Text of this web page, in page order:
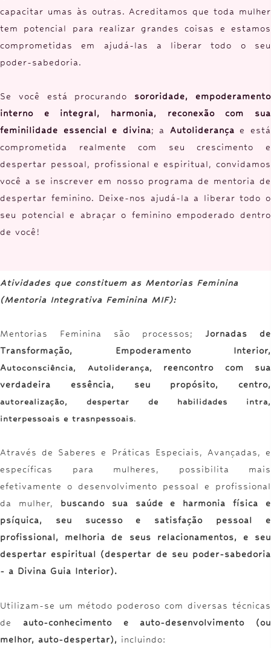
capacitar umas às outras. Acreditamos que toda mulher
tem potencial para realizar grandes coisas e estamos
comprometidas em ajudá-las a liberar todo o seu
poder-sabedoria.
Se você está procurando sororidade, empoderamento
interno e integral, harmonia, reconexão com sua
feminilidade essencial e divina; a Autoliderança e está
comprometida realmente com seu crescimento e
despertar pessoal, profissional e espiritual, convidamos
você a se inscrever em nosso programa de mentoria de
despertar feminino. Deixe-nos ajudá-la a liberar todo o
seu potencial e abraçar o feminino empoderado dentro
de você!
Atividades que constituem as Mentorias Feminina
(Mentoria Integrativa Feminina MIF):
Mentorias Feminina são processos; Jornadas de
Transformação, Empoderamento Interior,
Autoconsciência, Autoliderança, reencontro com sua
verdadeira essência, seu propósito, centro,
autorealização, despertar de habilidades intra,
interpessoais e trasnpessoais.
Através de Saberes e Práticas Especiais, Avançadas, e
específicas para mulheres, possibilita mais
efetivamente o desenvolvimento pessoal e profissional
da mulher, buscando sua saúde e harmonia física e
psíquica, seu sucesso e satisfação pessoal e
profissional, melhoria de seus relacionamentos, e seu
despertar espiritual (despertar de seu poder-sabedoria
- a Divina Guia Interior).
Utilizam-se um método poderoso com diversas técnicas
de auto-conhecimento e auto-desenvolvimento (ou
melhor, auto-despertar), incluindo: